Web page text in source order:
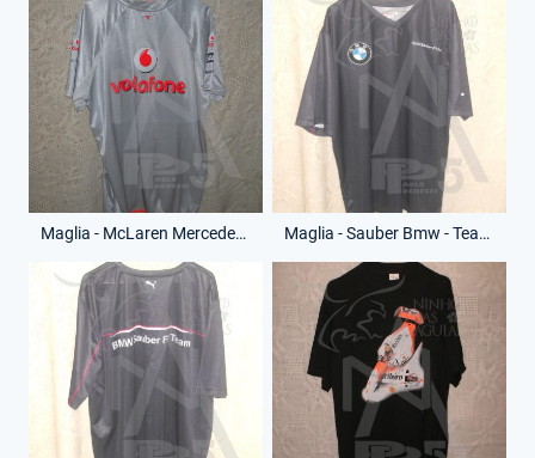
Maglia - McLaren Mercedes - Vodafone - (Retro) Maglia - Sauber Bmw - Team - (Fronte)